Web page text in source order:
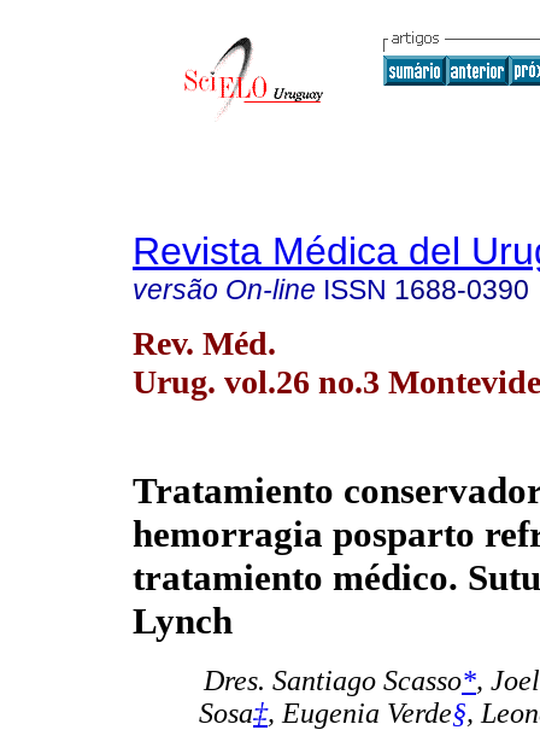
Revista Médica del
versão On-line ISSN 1688-0390
Rev. Méd.
Urug. vol.26 no.3
Tratamiento
hemorragia posparto
tratamiento médico.
Lynch
Dres. Santiago Scasso*,
Sosa‡, Eugenia Verde§,